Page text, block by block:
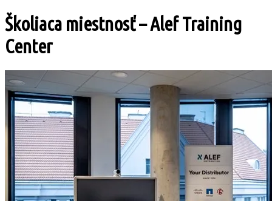
Školiaca miestnosť – Alef Training
Center